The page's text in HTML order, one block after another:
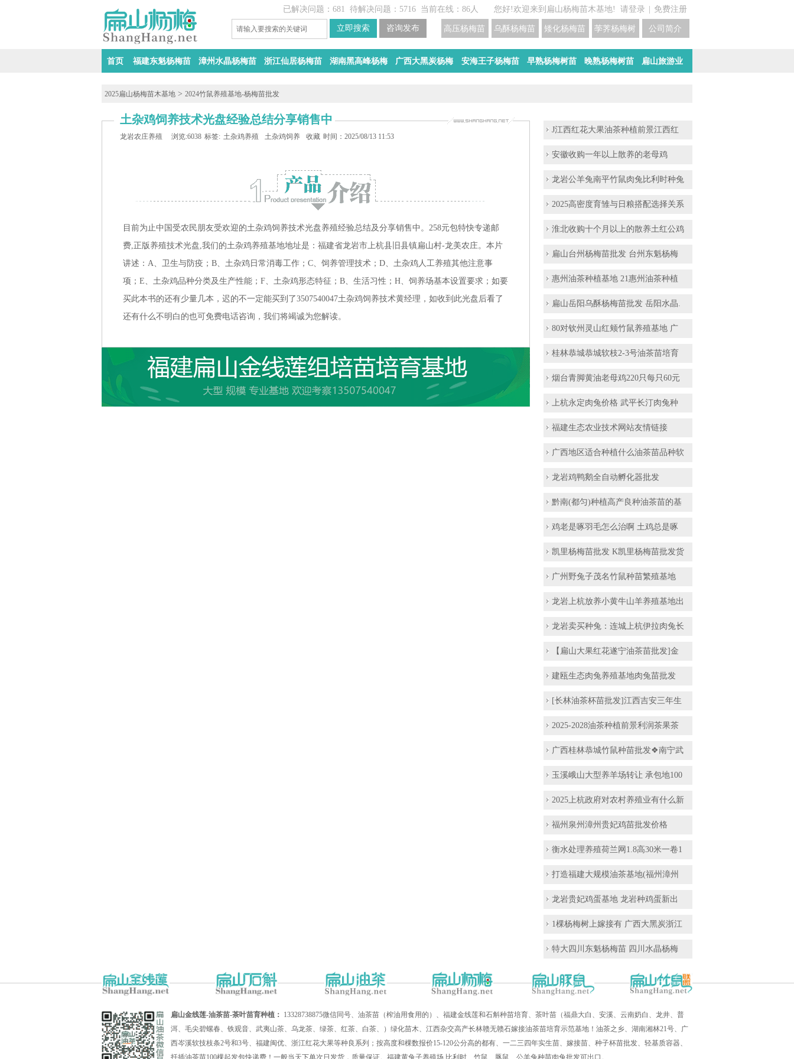
您好!欢迎来到扁山杨梅苗木基地! 请登录 免费注册
已解决问题：681 待解决问题：5716 当前在线：86人
公司简介
荸荠杨梅树苗培育
矮化杨梅苗价格
乌酥杨梅苗培育基地
高压杨梅苗
首页 福建东魁杨梅苗 漳州水晶杨梅苗 浙江仙居杨梅苗 湖南黑高峰杨梅 广西大黑炭杨梅 安海王子杨梅苗 早熟杨梅树苗 晚熟杨梅树苗 扁山旅游业
2025扁山杨梅苗木基地 > 2024竹鼠养殖基地-杨梅苗批发
土杂鸡饲养技术光盘经验总结分享销售中
龙岩农庄养殖 浏览:6038 标签: 土杂鸡养殖分享销售中土杂鸡饲养技术光盘经验总结
收藏 时间：2025/08/13 11:53
目前为止中国受农民朋友受欢迎的土杂鸡饲养技术光盘养殖经验总结及分享销售中。258元包特快专递邮
费,正版养殖技术光盘,我们的土杂鸡养殖基地地址是：福建省龙岩市上杭县旧县镇扁山村-龙美农庄。本片
讲述：A、卫生与防疫；B、土杂鸡日常消毒工作；C、饲养管理技术；D、土杂鸡人工养殖其他注意事
项；E、土杂鸡品种分类及生产性能；F、土杂鸡形态特征；B、生活习性；H、饲养场基本设置要求；如要
买此本书的还有少量几本，迟的不一定能买到了3507540047土杂鸡饲养技术黄经理，如收到此光盘后看了
还有什么不明白的也可免费电话咨询，我们将竭诚为您解读。
J江西红花大果油茶种植前景江西红
安徽收购一年以上散养的老母鸡
龙岩公羊兔南平竹鼠肉兔比利时种兔
2025高密度育雏与日粮搭配选择关系
淮北收购十个月以上的散养土红公鸡
扁山台州杨梅苗批发 台州东魁杨梅
惠州油茶种植基地 21惠州油茶种植
扁山岳阳乌酥杨梅苗批发 岳阳水晶.
80对钦州灵山红颊竹鼠养殖基地 广
桂林恭城恭城软枝2-3号油茶苗培育
烟台青脚黄油老母鸡220只每只60元
上杭永定肉兔价格 武平长汀肉兔种
福建生态农业技术网站友情链接
广西地区适合种植什么油茶苗品种软
龙岩鸡鸭鹅全自动孵化器批发
黔南(都匀)种植高产良种油茶苗的基
鸡老是啄羽毛怎么治啊 土鸡总是啄
凯里杨梅苗批发 K凯里杨梅苗批发货
广州野兔子茂名竹鼠种苗繁殖基地
龙岩上杭放养小黄牛山羊养殖基地出
龙岩卖买种兔：连城上杭伊拉肉兔长
【扁山大果红花遂宁油茶苗批发]金
建瓯生态肉兔养殖基地肉兔苗批发
[长林油茶杯苗批发]江西吉安三年生
2025-2028油茶种植前景利润茶果茶
广西桂林恭城竹鼠种苗批发❖南宁武
玉溪峨山大型养羊场转让 承包地100
2025上杭政府对农村养殖业有什么新
福州泉州漳州贵妃鸡苗批发价格
衡水处理养殖荷兰网1.8高30米一卷1
打造福建大规模油茶基地(福州漳州
龙岩贵妃鸡蛋基地 龙岩种鸡蛋新出
1棵杨梅树上嫁接有 广西大黑炭浙江
特大四川东魁杨梅苗 四川水晶杨梅
扁山金线莲-油茶苗-茶叶苗育种植： 13328738875微信同号、油茶苗（榨油用食用的）、福建金线莲和石斛种苗培育、茶叶苗（福鼎大白、安溪、云南奶白、龙井、普
洱、毛尖碧螺春、铁观音、武夷山茶、乌龙茶、绿茶、红茶、白茶、）绿化苗木、江西杂交高产长林赣无赣石嫁接油茶苗培育示范基地！油茶之乡、湖南湘林21号、广
西岑溪软技枝条2号和3号、福建闽优、浙江红花大果等种良系列；按高度和棵数报价15-120公分高的都有、一二三四年实生苗、嫁接苗、种子杯苗批发、轻基质容器、
扦插油茶苗100棵起发包快递费！一般当天下单次日发货，质量保证。福建黄兔子养殖场,比利时、竹鼠、豚鼠、公羊兔种苗肉兔批发可出口。